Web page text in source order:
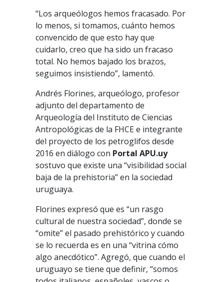
“Los arqueólogos hemos fracasado. Por
lo menos, si tomamos, cuánto hemos
convencido de que esto hay que
cuidarlo, creo que ha sido un fracaso
total. No hemos bajado los brazos,
seguimos insistiendo”, lamentó.
Andrés Florines, arqueólogo, profesor
adjunto del departamento de
Arqueología del Instituto de Ciencias
Antropológicas de la FHCE e integrante
del proyecto de los petroglifos desde
2016 en diálogo con Portal APU.uy
sostuvo que existe una “visibilidad social
baja de la prehistoria” en la sociedad
uruguaya.
Florines expresó que es “un rasgo
cultural de nuestra sociedad”, donde se
“omite” el pasado prehistórico y cuando
se lo recuerda es en una “vitrina cómo
algo anecdótico”. Agregó, que cuando el
uruguayo se tiene que definir, “somos